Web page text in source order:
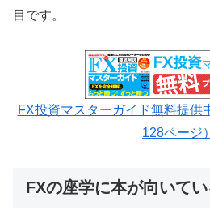
目です。
FX投資マスターガイド無料提供
128ページ）
FXの座学に本が向いて